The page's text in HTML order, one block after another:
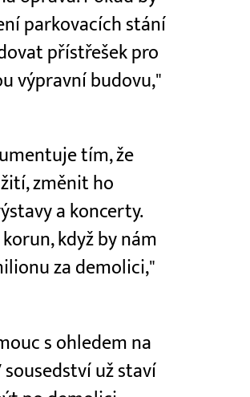
parkovacích stání
přístřešek pro
výpravní budovu,"
tím, že
změnit ho
a koncerty.
když by nám
za demolici,"
s ohledem na
už staví